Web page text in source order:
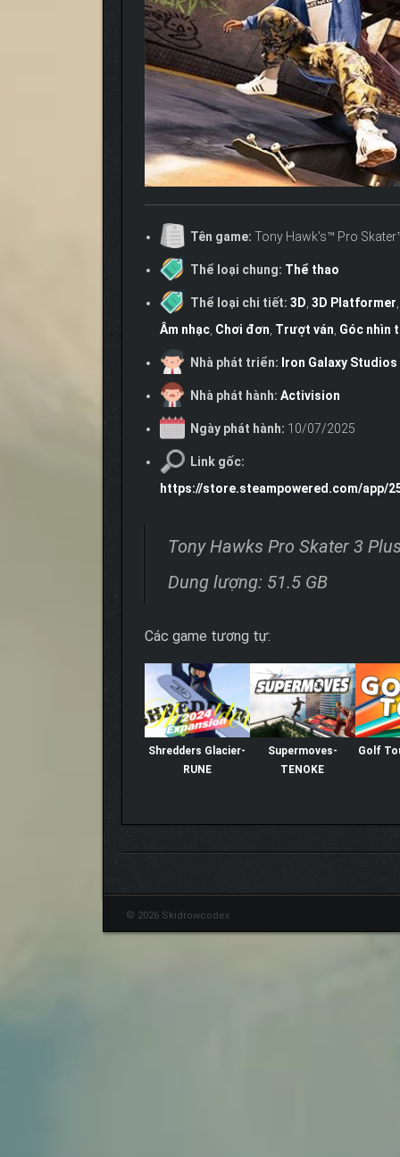
Tên game: Tony Hawk's™ Pro
Thể loại chung: Thể thao
Thể loại chi tiết: 3D, 3D Platformer
Âm nhạc, Chơi đơn, Trượt ván, Góc nhìn
Nhà phát triển: Iron Galaxy Studios
Nhà phát hành: Activision
Ngày phát hành: 10/07/2025
Link gốc:
https://store.steampowered.com/app/
Tony Hawks Pro Skater 3
Dung lượng: 51.5 GB
Các game tương tự:
Shredders Glacier-
RUNE
Supermoves-
TENOKE
Golf
© 2026 Skidrowcodex